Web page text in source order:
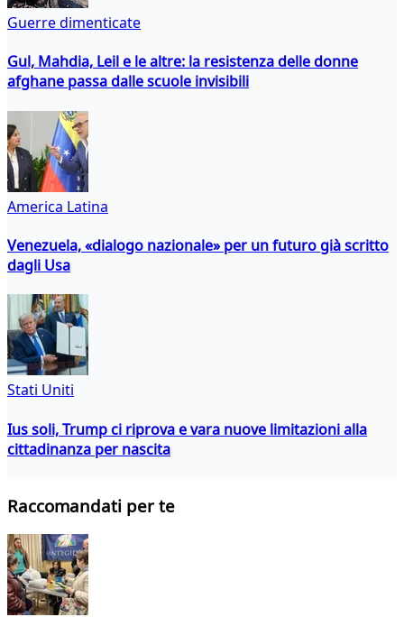
Guerre dimenticate
Gul, Mahdia, Leil e le altre: la resistenza delle donne
afghane passa dalle scuole invisibili
America Latina
Venezuela, «dialogo nazionale» per un futuro già scritto
dagli Usa
Stati Uniti
Ius soli, Trump ci riprova e vara nuove limitazioni alla
cittadinanza per nascita
Raccomandati per te